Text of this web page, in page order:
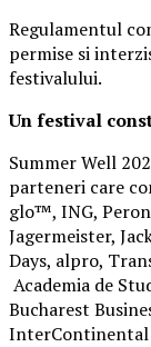
Regulamentul
permise si
festivalului.
Un festival
Summer Well
parteneri care
glo™, ING,
Jagermeister,
Days, alpro,
Academia de
Bucharest
InterContinental